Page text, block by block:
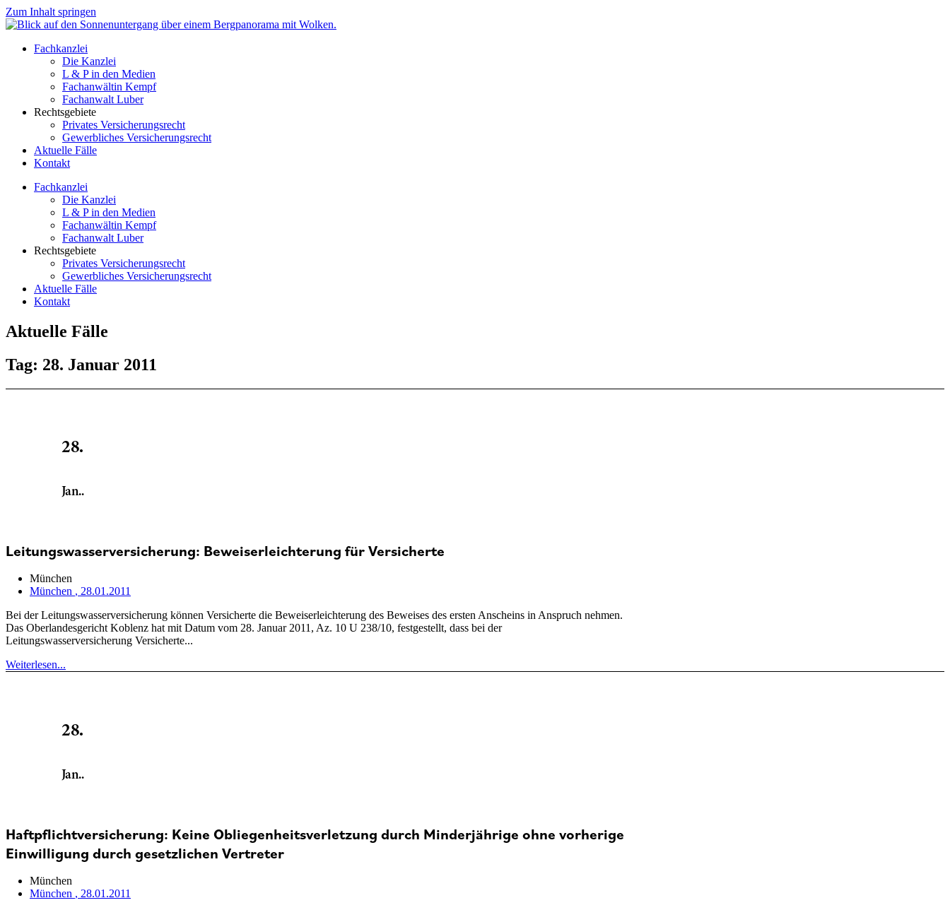
Zum Inhalt springen
Fachkanzlei
Die Kanzlei
L & P in den Medien
Fachanwältin Kempf
Fachanwalt Luber
Rechtsgebiete
Privates Versicherungsrecht
Gewerbliches Versicherungsrecht
Aktuelle Fälle
Kontakt
Fachkanzlei
Die Kanzlei
L & P in den Medien
Fachanwältin Kempf
Fachanwalt Luber
Rechtsgebiete
Privates Versicherungsrecht
Gewerbliches Versicherungsrecht
Aktuelle Fälle
Kontakt
Aktuelle Fälle
Tag: 28. Januar 2011
28.
Jan..
Leitungswasserversicherung: Beweiserleichterung für Versicherte
München
München , 28.01.2011
Bei der Leitungswasserversicherung können Versicherte die Beweiserleichterung des Beweises des ersten Anscheins in Anspruch nehmen.
Das Oberlandesgericht Koblenz hat mit Datum vom 28. Januar 2011, Az. 10 U 238/10, festgestellt, dass bei der
Leitungswasserversicherung Versicherte...
Weiterlesen...
28.
Jan..
Haftpflichtversicherung: Keine Obliegenheitsverletzung durch Minderjährige ohne vorherige
Einwilligung durch gesetzlichen Vertreter
München
München , 28.01.2011